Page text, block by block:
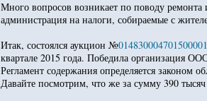
Много вопросов возникает по поводу
администрация на налоги, собираемые с
Итак, состоялся аукцион №
квартале 2015 года. Победила организация
Регламент содержания определяется законом
Давайте посмотрим, что же за сумму 390